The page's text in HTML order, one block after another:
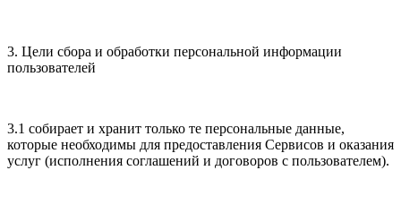
3. Цели сбора и обработки персональной информации
пользователей
3.1 собирает и хранит только те персональные данные,
которые необходимы для предоставления Сервисов и оказания
услуг (исполнения соглашений и договоров с пользователем).